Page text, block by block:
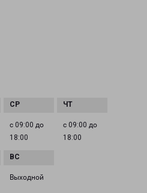
с 09:00 до
18:00
с 09:00 до
18:00
Выходной